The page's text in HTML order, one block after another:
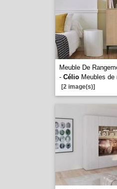
Meuble De
- CélioMeubles de
[2 image(s)]